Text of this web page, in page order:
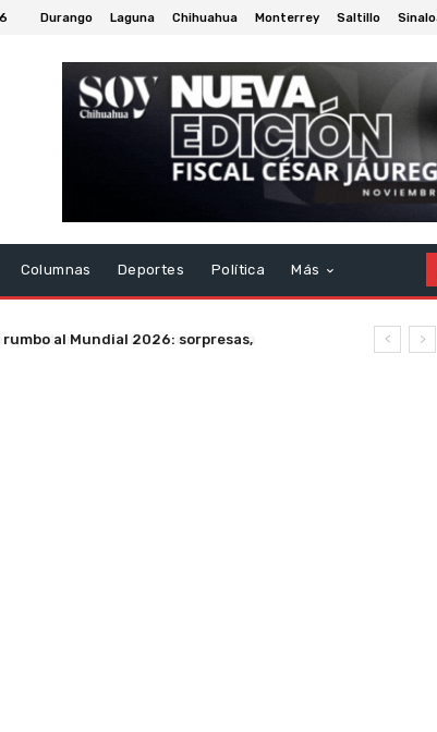
Durango Laguna Chihuahua Monterrey Saltillo
Columnas Deportes Política Más
al Mundial 2026: sorpresas,